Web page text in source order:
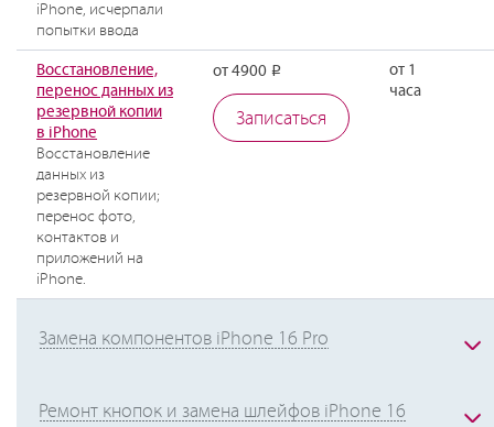
iPhone, исчерпали
попытки ввода
Восстановление,
перенос данных из
резервной копии
в iPhone
Восстановление
данных из
резервной копии;
перенос фото,
контактов и
приложений на
iPhone.
от 4900 Р
Записаться
от 1
часа
Замена компонентов iPhone 16 Pro
Ремонт кнопок и замена шлейфов iPhone 16